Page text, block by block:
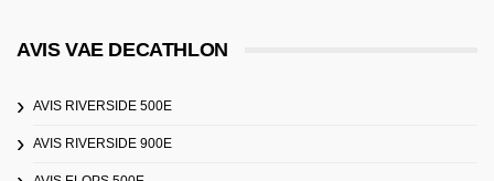
AVIS VAE DECATHLON
AVIS RIVERSIDE 500E
AVIS RIVERSIDE 900E